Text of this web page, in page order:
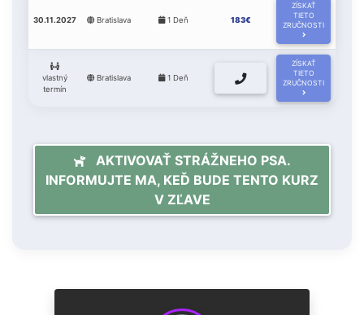
30.11.2027 Bratislava 1 Deň 183€
ZÍSKAŤ
TIETO
ZRUČNOSTI
vlastný
termín
Bratislava 1 Deň
ZÍSKAŤ
TIETO
ZRUČNOSTI
AKTIVOVAŤ STRÁŽNEHO PSA.
INFORMUJTE MA, KEĎ BUDE TENTO KURZ
V ZĽAVE